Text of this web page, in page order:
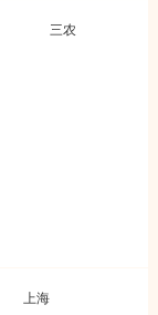
三农
上海